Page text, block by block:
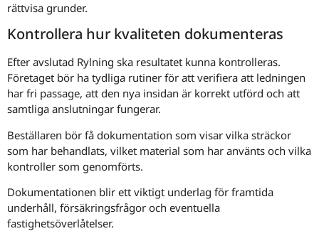
rättvisa grunder.
Kontrollera hur kvaliteten dokumenteras
Efter avslutad Rylning ska resultatet kunna kontrolleras.
Företaget bör ha tydliga rutiner för att verifiera att ledningen
har fri passage, att den nya insidan är korrekt utförd och att
samtliga anslutningar fungerar.
Beställaren bör få dokumentation som visar vilka sträckor
som har behandlats, vilket material som har använts och vilka
kontroller som genomförts.
Dokumentationen blir ett viktigt underlag för framtida
underhåll, försäkringsfrågor och eventuella
fastighetsöverlåtelser.